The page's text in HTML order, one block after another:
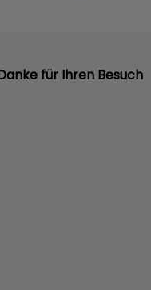
für Ihren Besuch